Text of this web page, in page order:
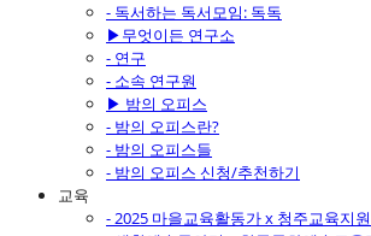
- 독서하는 독서모임: 독독
▶무엇이든 연구소
- 연구
- 소속 연구원
▶ 밤의 오피스
- 밤의 오피스란?
- 밤의 오피스들
- 밤의 오피스 신청/추천하기
교육
- 2025 마을교육활동가 x 청주교육지